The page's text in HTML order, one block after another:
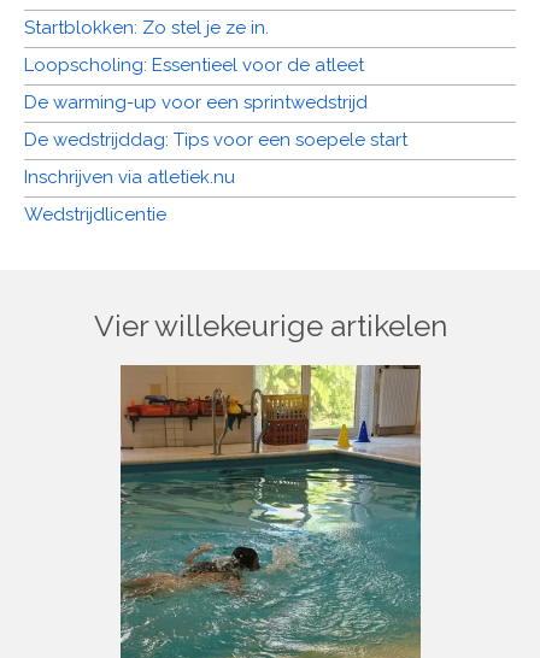
Startblokken: Zo stel je ze in.
Loopscholing: Essentieel voor de atleet
De warming-up voor een sprintwedstrijd
De wedstrijddag: Tips voor een soepele start
Inschrijven via atletiek.nu
Wedstrijdlicentie
Vier willekeurige artikelen